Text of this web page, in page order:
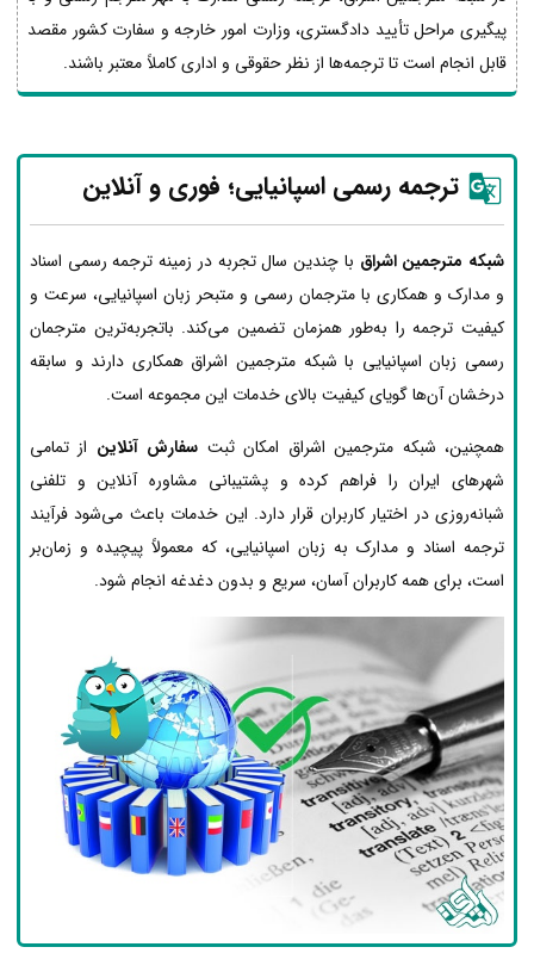
پیگیری مراحل تأیید دادگستری، وزارت امور خارجه و سفارت کشور مقصد
قابل انجام است تا ترجمه‌ها از نظر حقوقی و اداری کاملاً معتبر باشند.
ترجمه رسمی اسپانیایی؛ فوری و آنلاین
شبکه مترجمین اشراق با چندین سال تجربه در زمینه ترجمه رسمی اسناد
و مدارک و همکاری با مترجمان رسمی و متبحر زبان اسپانیایی، سرعت و
کیفیت ترجمه را به‌طور همزمان تضمین می‌کند. باتجربه‌ترین مترجمان
رسمی زبان اسپانیایی با شبکه مترجمین اشراق همکاری دارند و سابقه
درخشان آن‌ها گویای کیفیت بالای خدمات این مجموعه است.
همچنین، شبکه مترجمین اشراق امکان ثبت سفارش آنلاین از تمامی
شهرهای ایران را فراهم کرده و پشتیبانی مشاوره آنلاین و تلفنی
شبانه‌روزی در اختیار کاربران قرار دارد. این خدمات باعث می‌شود فرآیند
ترجمه اسناد و مدارک به زبان اسپانیایی، که معمولاً پیچیده و زمان‌بر
است، برای همه کاربران آسان، سریع و بدون دغدغه انجام شود.